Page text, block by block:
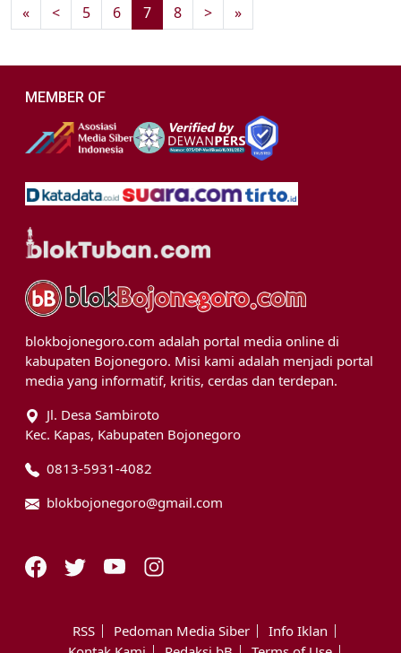
« < 5 6 7 8 > »
MEMBER OF
blokbojonegoro.com adalah portal media online di
kabupaten Bojonegoro. Misi kami adalah menjadi portal
media yang informatif, kritis, cerdas dan terdepan.
Jl. Desa Sambiroto
Kec. Kapas, Kabupaten Bojonegoro
0813-5931-4082
blokbojonegoro@gmail.com
RSS Pedoman Media Siber
Info Iklan